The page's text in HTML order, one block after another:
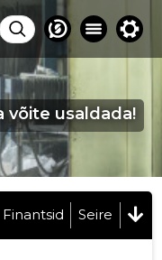
võite usaldada!
Finantsid Seire